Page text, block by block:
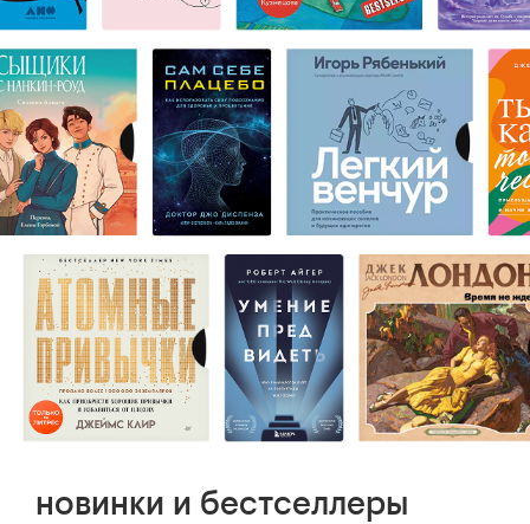
новинки и бестселлеры